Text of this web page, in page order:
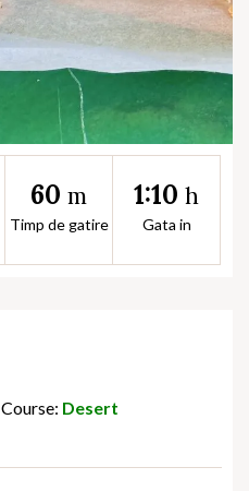
60 m
Timp de gatire
1:10 h
Gata in
Course: Desert